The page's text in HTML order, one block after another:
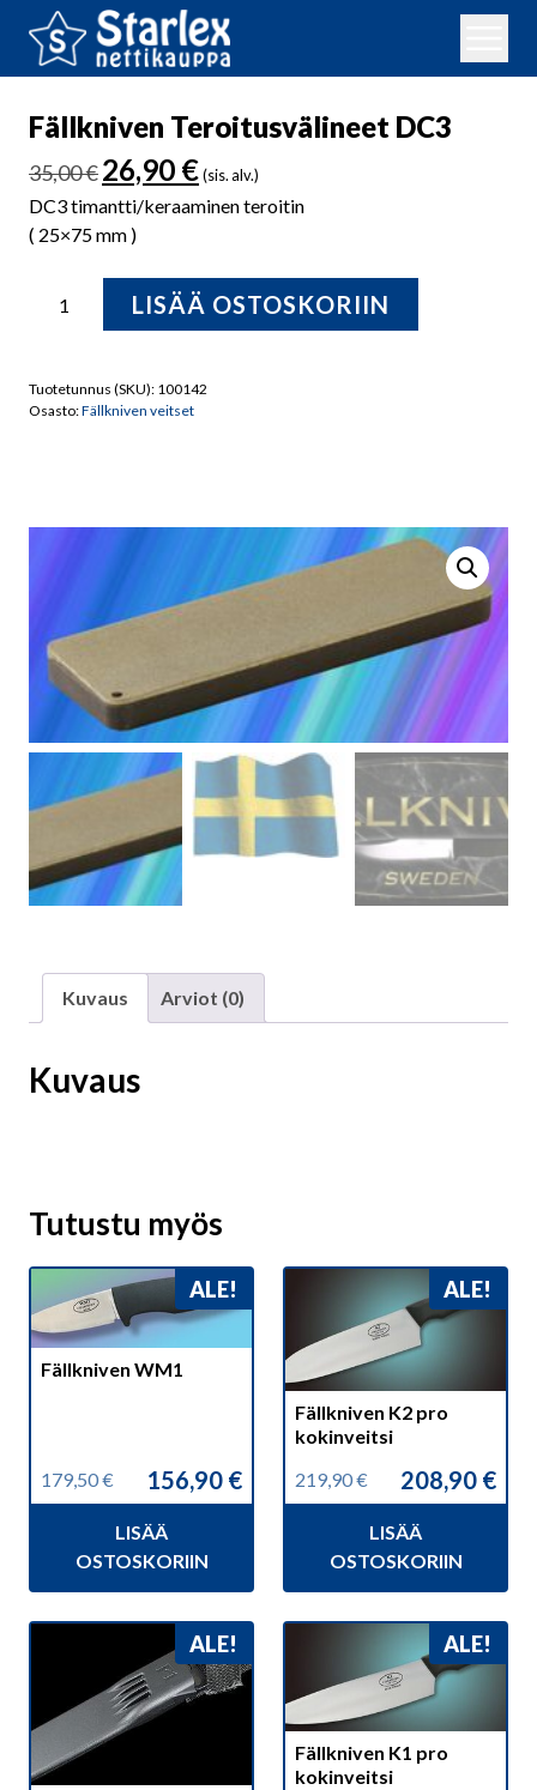
Fällkniven Teroitusvälineet DC3
35,00€ Alkuperäinen
hinta
oli:
35,00 €.
26,90 €Nykyinen
hinta
on:
(sis. alv.)
DC3 timantti/keraaminen teroitin
( 25×75 mm )
Teroitusvälineet
LISÄÄ OSTOSKORIIN
Tuotetunnus (SKU): 100142
Osasto:Fällkniven veitset
Kuvaus Arviot (0)
Kuvaus
Tutustu myös
ALE!
Fällkniven WM1
179,50€
Alkuperäinen
hinta
179,50 €.
156,90 €
Nykyinen
hinta
156,90 €.
LISÄÄ
OSTOSKORIIN
ALE!
Fällkniven K2 pro
kokinveitsi
219,90€
Alkuperäinen
hinta
219,90 €.
208,90 €
Nykyinen
hinta
208,90 €.
LISÄÄ
OSTOSKORIIN
ALE! ALE!
Fällkniven K1 pro
kokinveitsi